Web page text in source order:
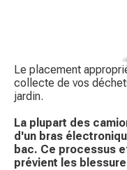
Le placement
collecte de vos
jardin.
La plupart des
d'un bras
bac. Ce processus
prévient les